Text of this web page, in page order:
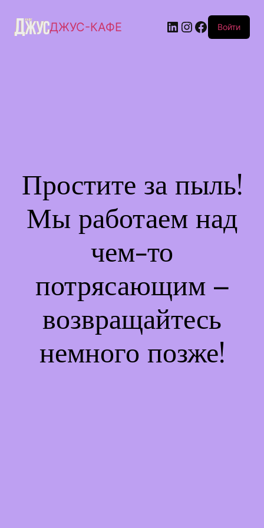
ДЖУС-КАФЕ Войти
Простите за пыль!
Мы работаем над
чем-то
потрясающим –
возвращайтесь
немного позже!